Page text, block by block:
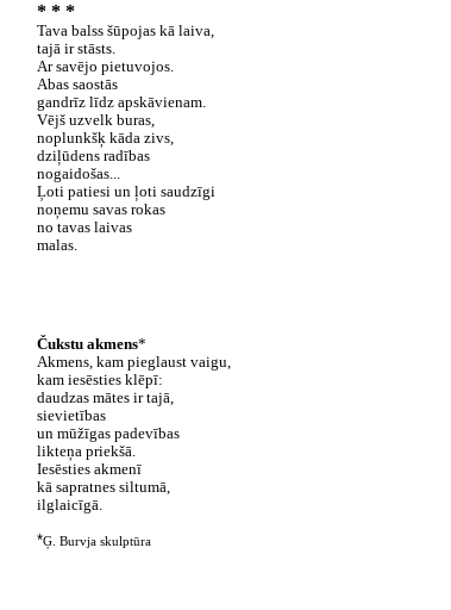
* * *
Tava balss šūpojas kā laiva,
tajā ir stāsts.
Ar savējo pietuvojos.
Abas saostās
gandrīz līdz apskāvienam.
Vējš uzvelk buras,
noplunkšķ kāda zivs,
dziļūdens radības
nogaidošas...
Ļoti patiesi un ļoti saudzīgi
noņemu savas rokas
no tavas laivas
malas.
Čukstu akmens*
Akmens, kam pieglaust vaigu,
kam iesēsties klēpī:
daudzas mātes ir tajā,
sievietības
un mūžīgas padevības
likteņa priekšā.
Iesēsties akmenī
kā sapratnes siltumā,
ilglaicīgā.
*Ģ. Burvja skulptūra